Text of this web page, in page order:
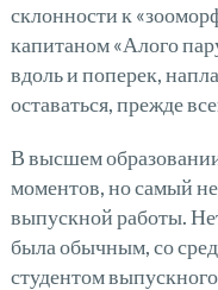
склонности к
капитаном «Алого
вдоль и поперек,
оставаться, прежде
В высшем
моментов, но самый
выпускной работы.
была обычным, со
студентом